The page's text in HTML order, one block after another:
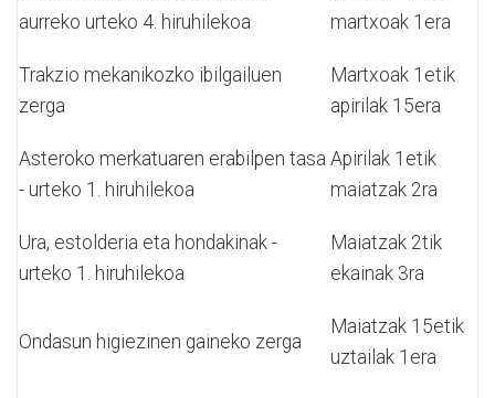
aurreko urteko 4. hiruhilekoa
martxoak 1era
Trakzio mekanikozko ibilgailuen
zerga
Martxoak 1etik
apirilak 15era
Asteroko merkatuaren erabilpen tasa
- urteko 1. hiruhilekoa
Apirilak 1etik
maiatzak 2ra
Ura, estolderia eta hondakinak -
urteko 1. hiruhilekoa
Maiatzak 2tik
ekainak 3ra
Ondasun higiezinen gaineko zerga
Maiatzak 15etik
uztailak 1era